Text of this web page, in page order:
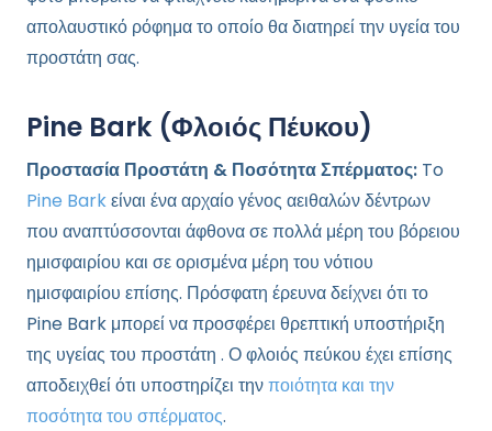
απολαυστικό ρόφημα το οποίο θα διατηρεί την υγεία του
προστάτη σας.
Pine Bark (Φλοιός Πέυκου)
Προστασία Προστάτη & Ποσότητα Σπέρματος: To
Pine Barkείναι ένα αρχαίο γένος αειθαλών δέντρων
που αναπτύσσονται άφθονα σε πολλά μέρη του βόρειου
ημισφαιρίου και σε ορισμένα μέρη του νότιου
ημισφαιρίου επίσης. Πρόσφατη έρευνα δείχνει ότι το
Pine Bark μπορεί να προσφέρει θρεπτική υποστήριξη
της υγείας του προστάτη . Ο φλοιός πεύκου έχει επίσης
αποδειχθεί ότι υποστηρίζει τηνποιότητα και την
ποσότητα του σπέρματος.